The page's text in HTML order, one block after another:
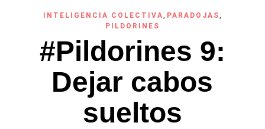
INTELIGENCIA COLECTIVA, PARADOJAS,
PILDORINES
#Pildorines 9:
Dejar cabos
sueltos